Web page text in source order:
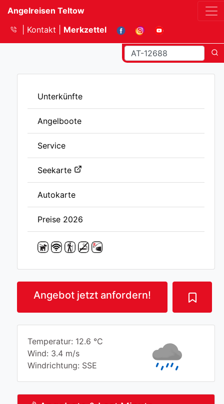
Angelreisen Teltow
Kontakt
Merkzettel
Unterkünfte
Angelboote
Service
Seekarte
Autokarte
Preise 2026
Angebot jetzt anfordern!
Temperatur: 12.6 °C
Wind: 3.4 m/s
Windrichtung: SSE